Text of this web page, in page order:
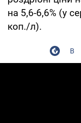
на 5,6-6,6% (у
коп./л).